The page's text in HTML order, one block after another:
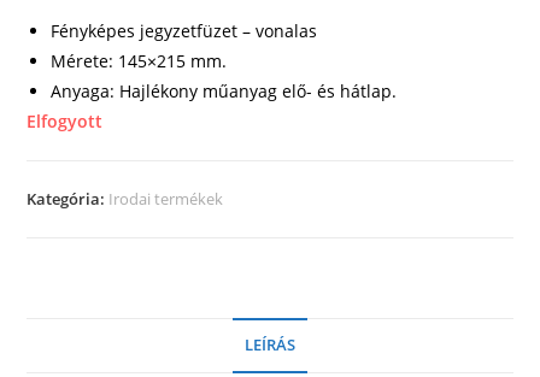
Fényképes jegyzetfüzet – vonalas
Mérete: 145×215 mm.
Anyaga: Hajlékony műanyag elő- és hátlap.
Elfogyott
Kategória: Irodai termékek
LEÍRÁS